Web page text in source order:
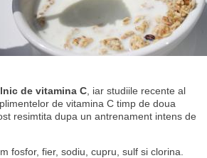
de vitamina C , iar studiile recente al
de vitamina C timp de doua
resimtita dupa un antrenament intens de
fosfor, fier, sodiu, cupru, sulf si clorina.